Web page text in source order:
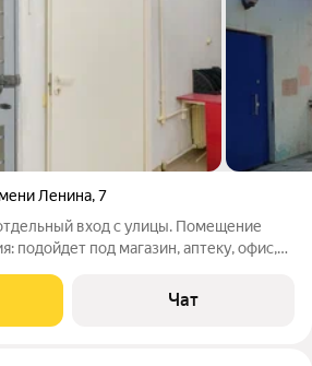
Ленина,7
вход с улицы. Помещение
подойдет под магазин, аптеку, офис,
Чат